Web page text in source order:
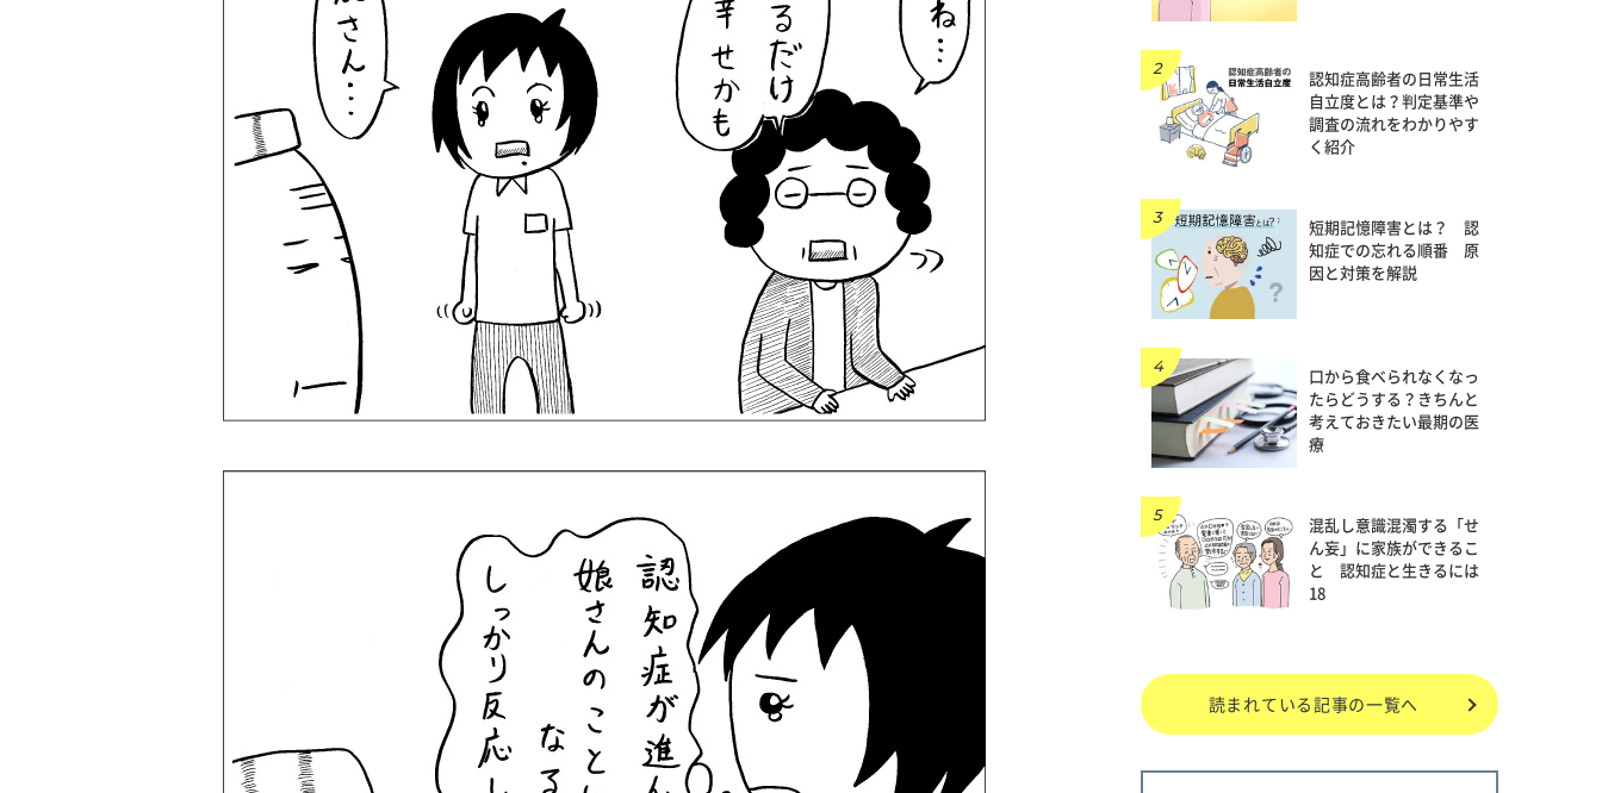
認知症高齢者の日常生活
自立度とは？判定基準や
調査の流れをわかりやす
く紹介
短期記憶障害とは？ 認
知症での忘れる順番 原
因と対策を解説
口から食べられなくなっ
たらどうする？きちんと
考えておきたい最期の医
療
混乱し意識混濁する「せ
ん妄」に家族ができるこ
と 認知症と生きるには
18
読まれている記事の一覧へ